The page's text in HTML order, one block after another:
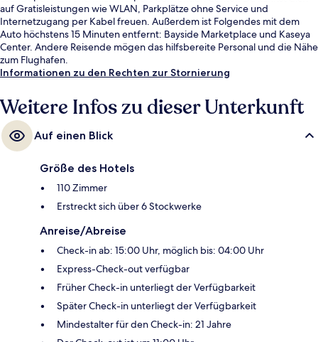
auf Gratisleistungen wie WLAN, Parkplätze ohne Service und
Internetzugang per Kabel freuen. Außerdem ist Folgendes mit dem
Auto höchstens 15 Minuten entfernt: Bayside Marketplace und Kaseya
Center. Andere Reisende mögen das hilfsbereite Personal und die Nähe
zum Flughafen.
Informationen zu den Rechten zur Stornierung
Weitere Infos zu dieser Unterkunft
Auf einen Blick
Größe des Hotels
110 Zimmer
Erstreckt sich über 6 Stockwerke
Anreise/Abreise
Check-in ab: 15:00 Uhr, möglich bis: 04:00 Uhr
Express-Check-out verfügbar
Früher Check-in unterliegt der Verfügbarkeit
Später Check-in unterliegt der Verfügbarkeit
Mindestalter für den Check-in: 21 Jahre